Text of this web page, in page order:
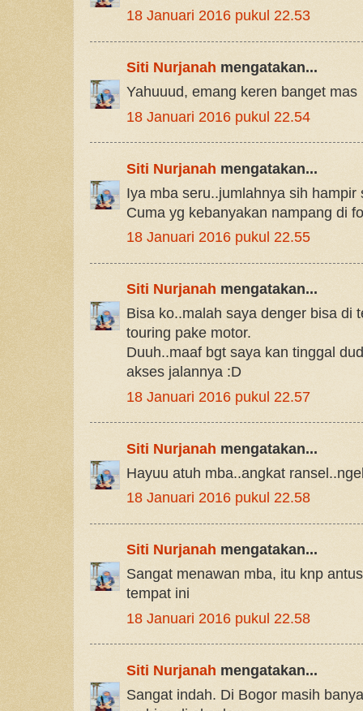
18 Januari 2016 pukul 22.53
Siti Nurjanah mengatakan...
Yahuuud, emang keren banget mas
18 Januari 2016 pukul 22.54
Siti Nurjanah mengatakan...
Iya mba seru..jumlahnya sih hampir
Cuma yg kebanyakan nampang di
18 Januari 2016 pukul 22.55
Siti Nurjanah mengatakan...
Bisa ko..malah saya denger bisa di
touring pake motor.
Duuh..maaf bgt saya kan tinggal
akses jalannya :D
18 Januari 2016 pukul 22.57
Siti Nurjanah mengatakan...
Hayuu atuh mba..angkat
18 Januari 2016 pukul 22.58
Siti Nurjanah mengatakan...
Sangat menawan mba, itu knp
tempat ini
18 Januari 2016 pukul 22.58
Siti Nurjanah mengatakan...
Sangat indah. Di Bogor masih